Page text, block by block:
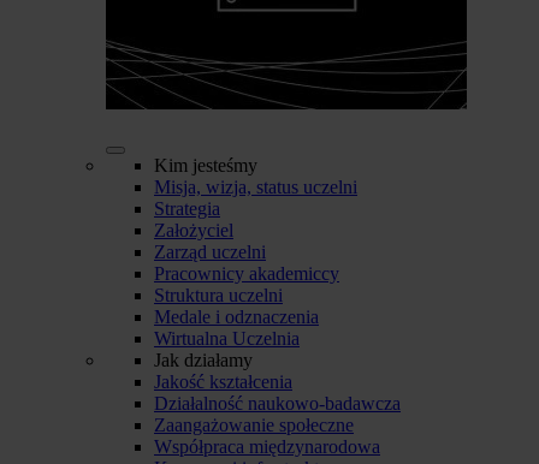
Kim jesteśmy
Misja, wizja, status uczelni
Strategia
Założyciel
Zarząd uczelni
Pracownicy akademiccy
Struktura uczelni
Medale i odznaczenia
Wirtualna Uczelnia
Jak działamy
Jakość kształcenia
Działalność naukowo-badawcza
Zaangażowanie społeczne
Współpraca międzynarodowa